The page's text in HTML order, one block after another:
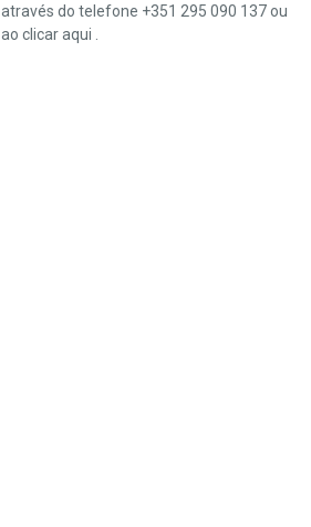
através do telefone +351 295 090 137 ou
ao clicaraqui